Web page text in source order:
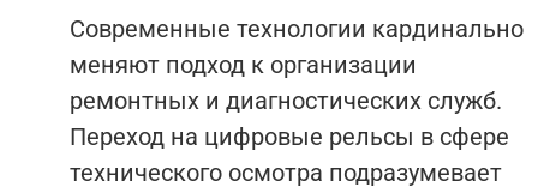
Современные технологии кардинально
меняют подход к организации
ремонтных и диагностических служб.
Переход на цифровые рельсы в сфере
технического осмотра подразумевает